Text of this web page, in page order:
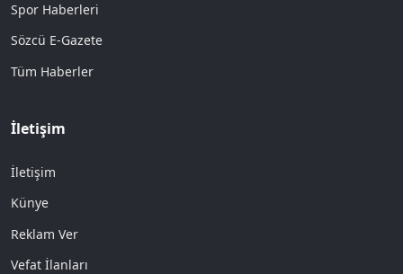
Spor Haberleri
Sözcü E-Gazete
Tüm Haberler
İletişim
İletişim
Künye
Reklam Ver
Vefat İlanları